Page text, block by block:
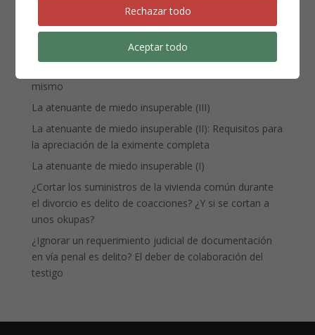
ENTRADAS RECIENTES
mismo
La atenuante de miedo insuperable (III)
La atenuante de miedo insuperable (II): Requisitos para
la apreciación de la eximente completa
La atenuante de miedo insuperable (I)
¿Cortar los suministros de la vivienda común durante
el divorcio es delito de coacciones? ¿Y si se cortan a
unos okupas?
¿Ignorar un requerimiento judicial de documentación
en vía penal es delito? El deber de colaboración del
testigo
Rechazar todo
Aceptar todo